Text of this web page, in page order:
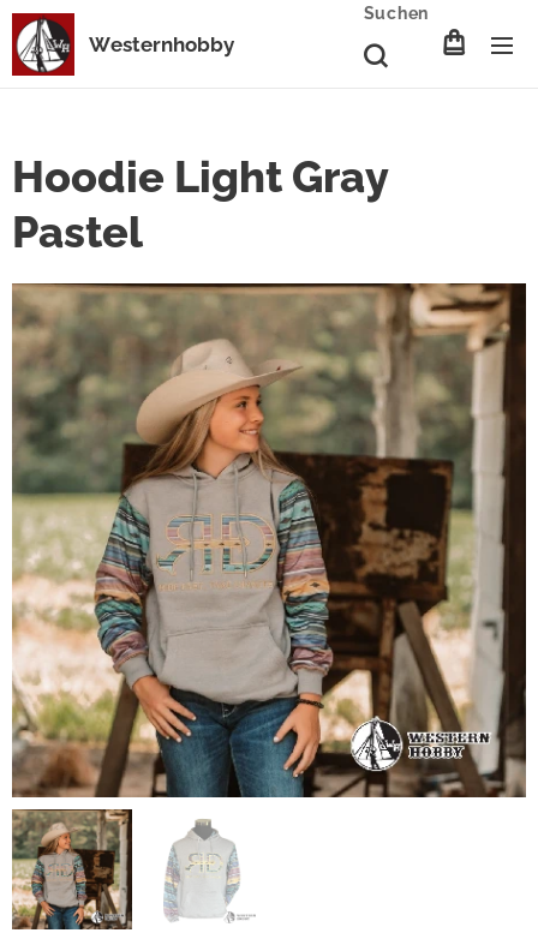
Westernhobby
Suchen
Hoodie Light Gray
Pastel